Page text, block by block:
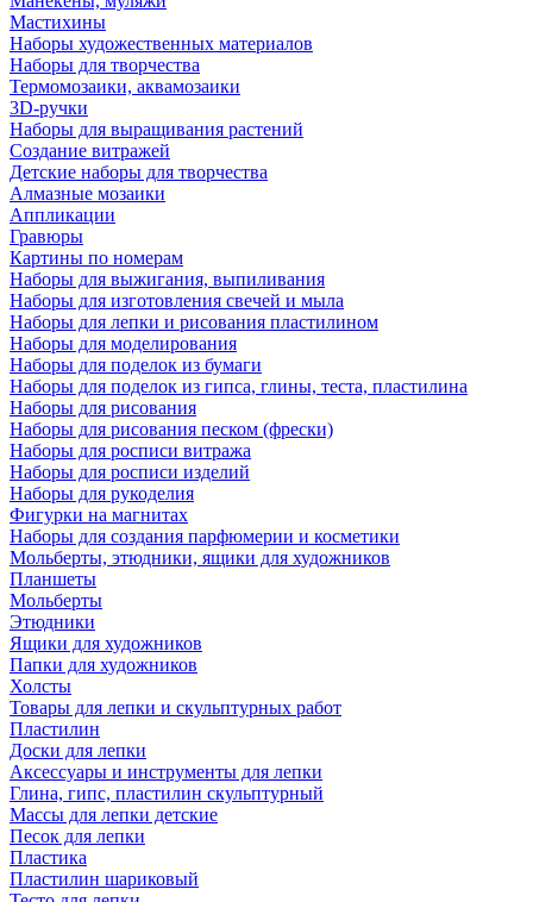
Мастихины
Наборы художественных материалов
Наборы для творчества
Термомозаики, аквамозаики
3D-ручки
Наборы для выращивания растений
Создание витражей
Детские наборы для творчества
Алмазные мозаики
Аппликации
Гравюры
Картины по номерам
Наборы для выжигания, выпиливания
Наборы для изготовления свечей и мыла
Наборы для лепки и рисования пластилином
Наборы для моделирования
Наборы для поделок из бумаги
Наборы для поделок из гипса, глины, теста, пластилина
Наборы для рисования
Наборы для рисования песком (фрески)
Наборы для росписи витража
Наборы для росписи изделий
Наборы для рукоделия
Фигурки на магнитах
Наборы для создания парфюмерии и косметики
Мольберты, этюдники, ящики для художников
Планшеты
Мольберты
Этюдники
Ящики для художников
Папки для художников
Холсты
Товары для лепки и скульптурных работ
Пластилин
Доски для лепки
Аксессуары и инструменты для лепки
Глина, гипс, пластилин скульптурный
Массы для лепки детские
Песок для лепки
Пластика
Пластилин шариковый